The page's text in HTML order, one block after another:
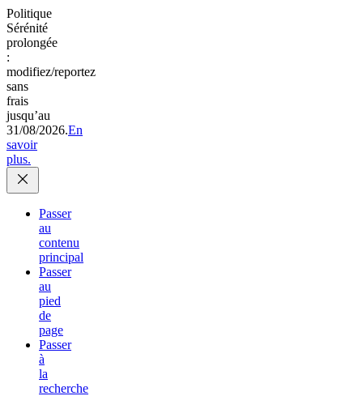
Politique
Sérénité
prolongée
:
modifiez/reportez
sans
frais
jusqu’au
31/08/2026.En
savoir
plus.
Passer
au
contenu
principal
Passer
au
pied
de
page
Passer
à
la
recherche